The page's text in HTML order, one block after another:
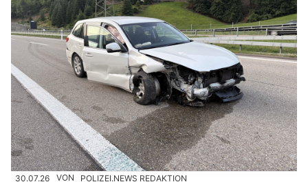
30.07.26 VON POLIZEI.NEWS REDAKTION